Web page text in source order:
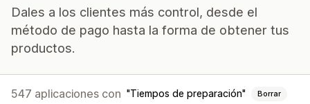
Dales a los clientes más control, desde el
método de pago hasta la forma de obtener tus
productos.
547 aplicaciones con Tiempos de preparación Borrar